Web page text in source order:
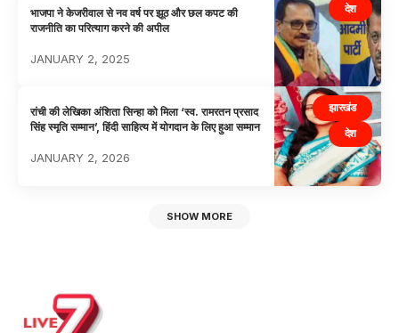
देश
भाजपा ने केजरीवाल से नव वर्ष पर झूठ और छल कपट की
राजनीति का परित्याग करने की अपील
JANUARY 2, 2025
झारखंड
देश
रांची की लेखिका अंशिता सिन्हा को मिला ‘स्व. रामरतन प्रसाद
सिंह स्मृति सम्मान’, हिंदी साहित्य में योगदान के लिए हुआ सम्मान
JANUARY 2, 2026
SHOW MORE